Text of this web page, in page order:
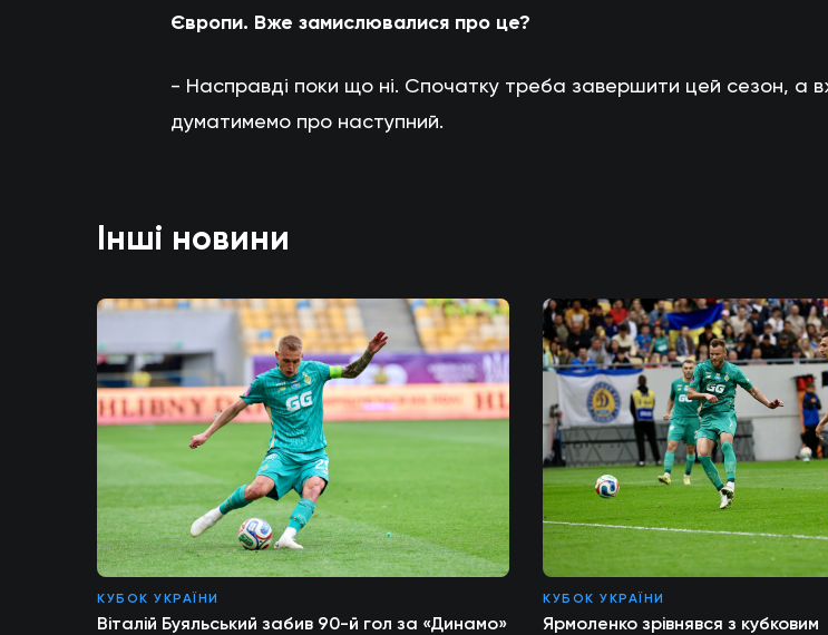
Європи. Вже замислювалися про це?
- Насправді поки що ні. Спочатку треба завершити цей сезон, а
думатимемо про наступний.
Інші новини
КУБОК УКРАЇНИ
Віталій Буяльський забив 90-й гол за «Динамо»
КУБОК УКРАЇНИ
Ярмоленко зрівнявся з кубковим